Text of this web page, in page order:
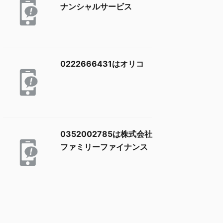
ナンシャルサービス
0222666431はオリコ
0352002785は株式会社
ファミリーファイナンス